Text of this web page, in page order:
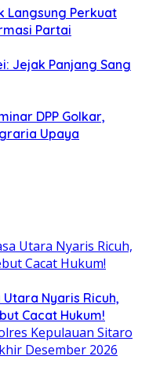
Langsung Perkuat
Partai
Jejak Panjang Sang
DPP Golkar,
Upaya
Utara Nyaris Ricuh,
Cacat Hukum!